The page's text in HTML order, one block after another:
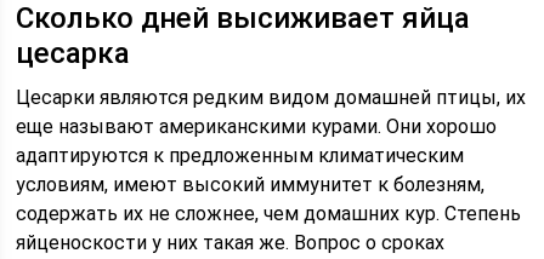
Сколько дней высиживает яйца
цесарка
Цесарки являются редким видом домашней птицы, их
еще называют американскими курами. Они хорошо
адаптируются к предложенным климатическим
условиям, имеют высокий иммунитет к болезням,
содержать их не сложнее, чем домашних кур. Степень
яйценоскости у них такая же. Вопрос о сроках